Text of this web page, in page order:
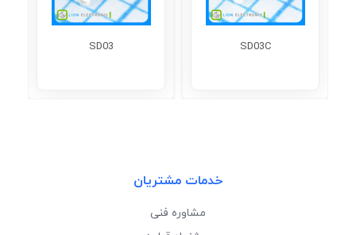
SD03C
SD03
خدمات مشتریان
مشاوره فنی